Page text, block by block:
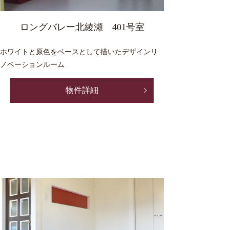
ロングバレー北綾瀬 401号室
ホワイトと原色をベースとして描いたデザインリ
ノベーションルーム
物件詳細